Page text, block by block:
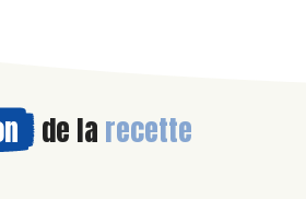
de la recette